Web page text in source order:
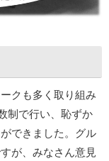
クも多く取り組み
制で行い、恥ずか
できました。グル
が、みなさん意見